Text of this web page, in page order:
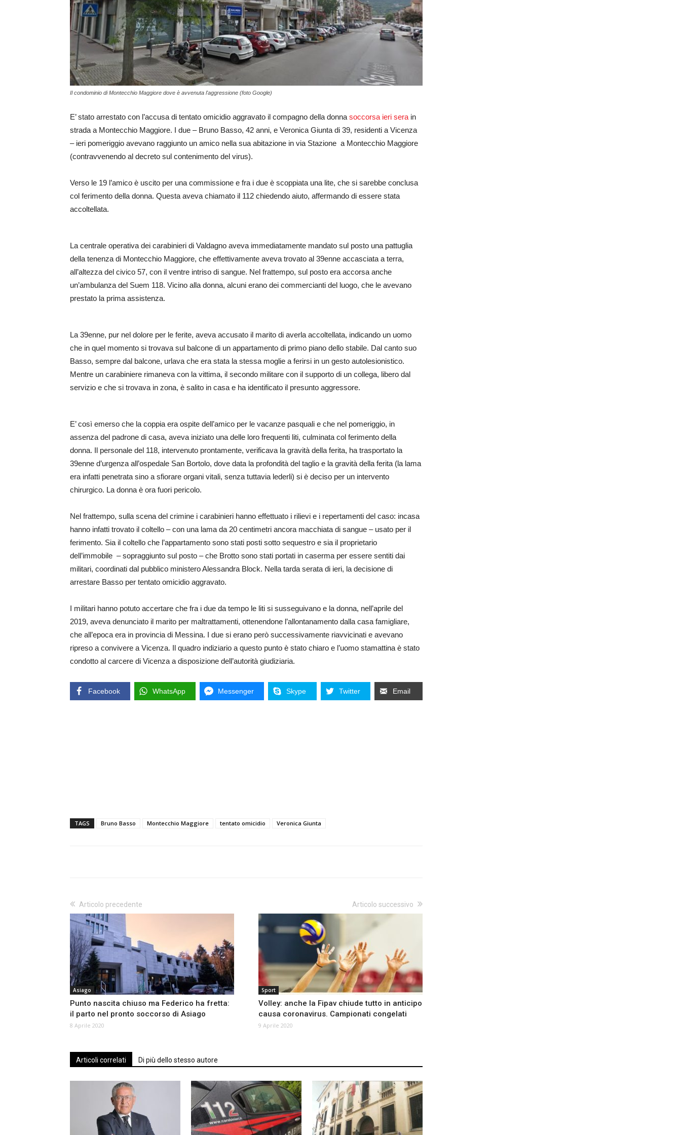
Il condominio di Montecchio Maggiore dove è avvenuta l'aggressione (foto Google)
E’ stato arrestato con l’accusa di tentato omicidio aggravato il compagno della donna soccorsa ieri sera in
strada a Montecchio Maggiore. I due – Bruno Basso, 42 anni, e Veronica Giunta di 39, residenti a Vicenza
– ieri pomeriggio avevano raggiunto un amico nella sua abitazione in via Stazione a Montecchio Maggiore
(contravvenendo al decreto sul contenimento del virus).
Verso le 19 l’amico è uscito per una commissione e fra i due è scoppiata una lite, che si sarebbe conclusa
col ferimento della donna. Questa aveva chiamato il 112 chiedendo aiuto, affermando di essere stata
accoltellata.
La centrale operativa dei carabinieri di Valdagno aveva immediatamente mandato sul posto una pattuglia
della tenenza di Montecchio Maggiore, che effettivamente aveva trovato al 39enne accasciata a terra,
all’altezza del civico 57, con il ventre intriso di sangue. Nel frattempo, sul posto era accorsa anche
un’ambulanza del Suem 118. Vicino alla donna, alcuni erano dei commercianti del luogo, che le avevano
prestato la prima assistenza.
La 39enne, pur nel dolore per le ferite, aveva accusato il marito di averla accoltellata, indicando un uomo
che in quel momento si trovava sul balcone di un appartamento di primo piano dello stabile. Dal canto suo
Basso, sempre dal balcone, urlava che era stata la stessa moglie a ferirsi in un gesto autolesionistico.
Mentre un carabiniere rimaneva con la vittima, il secondo militare con il supporto di un collega, libero dal
servizio e che si trovava in zona, è salito in casa e ha identificato il presunto aggressore.
E’ così emerso che la coppia era ospite dell’amico per le vacanze pasquali e che nel pomeriggio, in
assenza del padrone di casa, aveva iniziato una delle loro frequenti liti, culminata col ferimento della
donna. Il personale del 118, intervenuto prontamente, verificava la gravità della ferita, ha trasportato la
39enne d’urgenza all’ospedale San Bortolo, dove data la profondità del taglio e la gravità della ferita (la lama
era infatti penetrata sino a sfiorare organi vitali, senza tuttavia lederli) si è deciso per un intervento
chirurgico. La donna è ora fuori pericolo.
Nel frattempo, sulla scena del crimine i carabinieri hanno effettuato i rilievi e i repertamenti del caso: incasa
hanno infatti trovato il coltello – con una lama da 20 centimetri ancora macchiata di sangue – usato per il
ferimento. Sia il coltello che l’appartamento sono stati posti sotto sequestro e sia il proprietario
dell’immobile – sopraggiunto sul posto – che Brotto sono stati portati in caserma per essere sentiti dai
militari, coordinati dal pubblico ministero Alessandra Block. Nella tarda serata di ieri, la decisione di
arrestare Basso per tentato omicidio aggravato.
I militari hanno potuto accertare che fra i due da tempo le liti si susseguivano e la donna, nell’aprile del
2019, aveva denunciato il marito per maltrattamenti, ottenendone l’allontanamento dalla casa famigliare,
che all’epoca era in provincia di Messina. I due si erano però successivamente riavvicinati e avevano
ripreso a convivere a Vicenza. Il quadro indiziario a questo punto è stato chiaro e l’uomo stamattina è stato
condotto al carcere di Vicenza a disposizione dell’autorità giudiziaria.
Facebook WhatsApp Messenger Skype Twitter Email
TAGS Bruno Basso Montecchio Maggiore tentato omicidio Veronica Giunta
Articolo precedente
Asiago
Punto nascita chiuso ma Federico ha fretta:
il parto nel pronto soccorso di Asiago
8 Aprile 2020
Articolo successivo
Sport
Volley: anche la Fipav chiude tutto in anticipo
causa coronavirus. Campionati congelati
9 Aprile 2020
Articoli correlati Di più dello stesso autore